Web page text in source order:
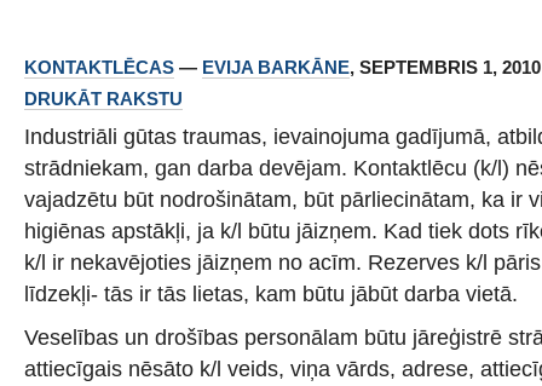
KONTAKTLĒCAS — EVIJA BARKĀNE, SEPTEMBRIS 1,
DRUKĀT RAKSTU
Industriāli gūtas traumas, ievainojuma gadījumā,
strādniekam, gan darba devējam. Kontaktlēcu (k/l)
vajadzētu būt nodrošinātam, būt pārliecinātam, ka ir
higiēnas apstākļi, ja k/l būtu jāizņem. Kad tiek dots
k/l ir nekavējoties jāizņem no acīm. Rezerves k/l
līdzekļi- tās ir tās lietas, kam būtu jābūt darba vietā.
Veselības un drošības personālam būtu jāreģistrē
attiecīgais nēsāto k/l veids, viņa vārds, adrese,